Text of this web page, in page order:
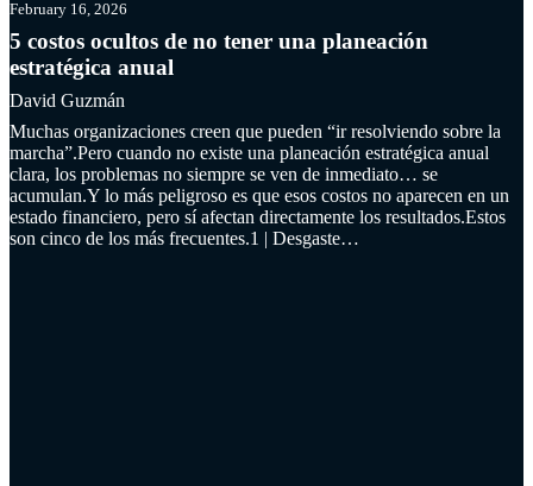
February 16, 2026
5 costos ocultos de no tener una planeación
estratégica anual
David Guzmán
Muchas organizaciones creen que pueden “ir resolviendo sobre la
marcha”.Pero cuando no existe una planeación estratégica anual
clara, los problemas no siempre se ven de inmediato… se
acumulan.Y lo más peligroso es que esos costos no aparecen en un
estado financiero, pero sí afectan directamente los resultados.Estos
son cinco de los más frecuentes.1️ | Desgaste…